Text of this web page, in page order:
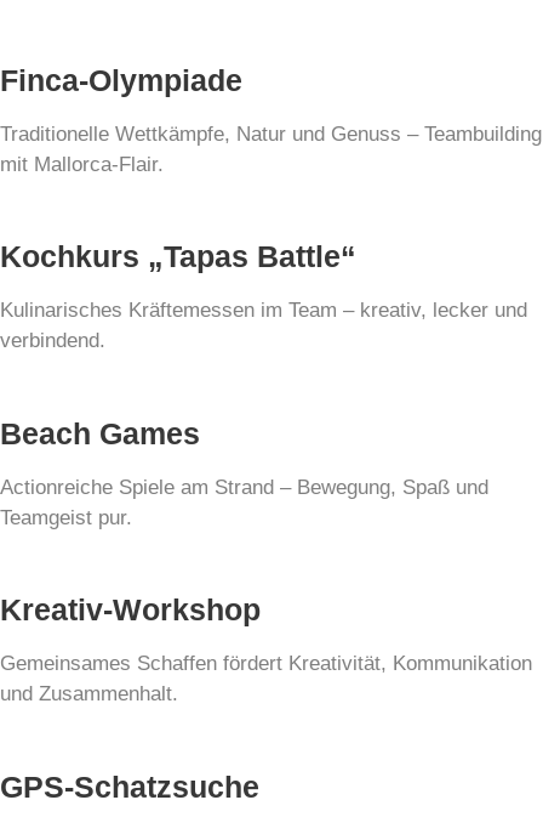
Finca-Olympiade
Traditionelle Wettkämpfe, Natur und Genuss – Teambuilding
mit Mallorca-Flair.
Kochkurs „Tapas Battle“
Kulinarisches Kräftemessen im Team – kreativ, lecker und
verbindend.
Beach Games
Actionreiche Spiele am Strand – Bewegung, Spaß und
Teamgeist pur.
Kreativ-Workshop
Gemeinsames Schaffen fördert Kreativität, Kommunikation
und Zusammenhalt.
GPS-Schatzsuche